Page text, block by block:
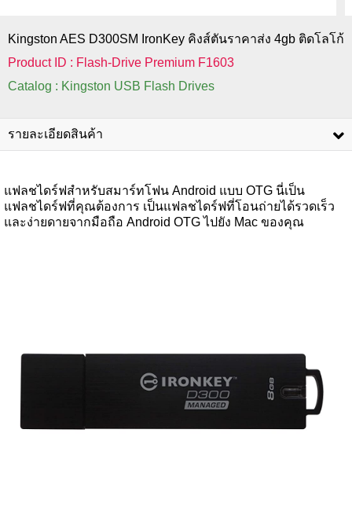
Kingston AES D300SM IronKey คิงส์ตันราคาส่ง 4gb ติดโลโก้
Product ID : Flash-Drive Premium F1603
Catalog : Kingston USB Flash Drives
รายละเอียดสินค้า
แฟลชไดร์ฟสำหรับสมาร์ทโฟน Android แบบ OTG นี่เป็น
แฟลชไดร์ฟที่คุณต้องการ เป็นแฟลชไดร์ฟที่โอนถ่ายได้รวดเร็ว
และง่ายดายจากมือถือ Android OTG ไปยัง Mac ของคุณ